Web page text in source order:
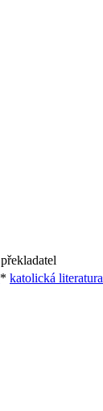
* katolická literatura